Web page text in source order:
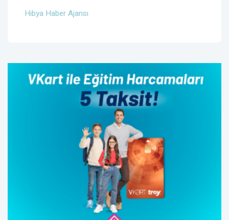
Hibya Haber Ajansı